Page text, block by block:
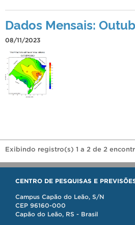
Dados Mensais:
08/11/2023
Exibindo registro(s) 1 a 2 de 2
CENTRO DE PESQUISAS E
Campus Capão do Leão, S/N
CEP 96160-000
Capão do Leão, RS - Brasil